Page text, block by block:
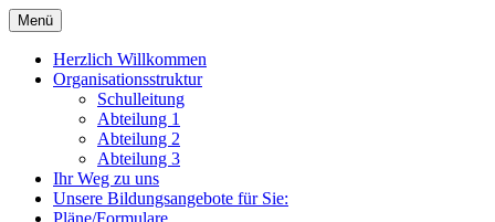
Zum
Inhalt
springen
OSZ-Prignitz
Oberstufenzentrum des Landkreises Prignitz
Menü
Herzlich Willkommen
Organisationsstruktur
Schulleitung
Abteilung 1
Abteilung 2
Abteilung 3
Ihr Weg zu uns
Unsere Bildungsangebote für Sie:
Pläne/Formulare